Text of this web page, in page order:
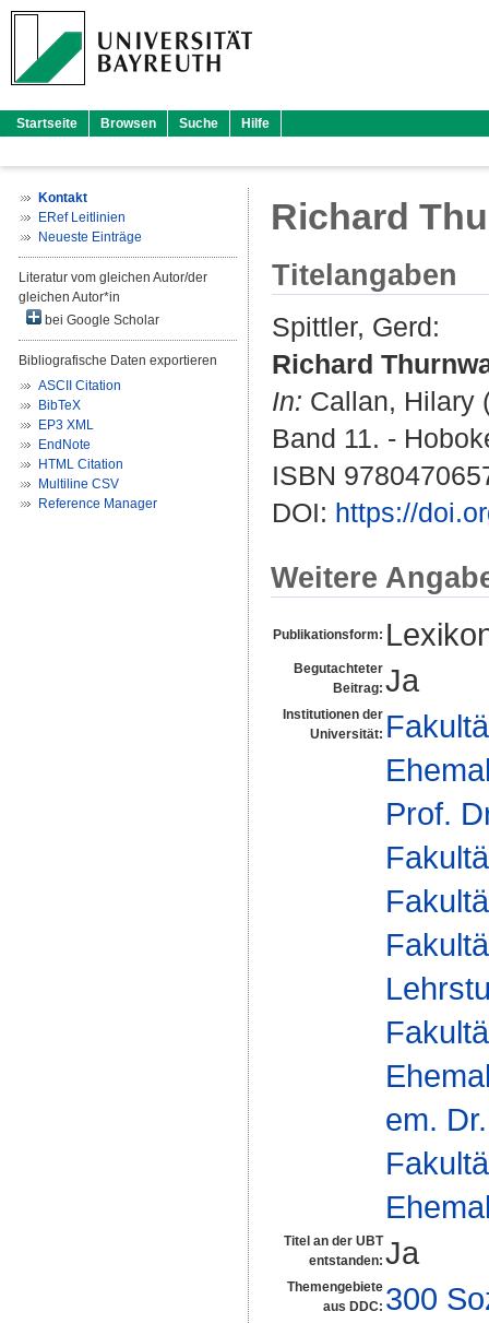
Startseite Browsen Suche Hilfe
Kontakt
ERef Leitlinien
Neueste Einträge
Literatur vom gleichen Autor/der
gleichen Autor*in
bei Google Scholar
Bibliografische Daten exportieren
ASCII Citation
BibTeX
EP3 XML
EndNote
HTML Citation
Multiline CSV
Reference Manager
Richard
Titelangaben
Spittler, Gerd:
Richard
In: Callan, Hilary
Band 11. -
ISBN
DOI: https://
Weitere
Publikationsform:
Begutachteter
Beitrag: Ja
Institutionen der
Universität:
Prof.
em.
Titel an der UBT
entstanden: Ja
Themengebiete
aus DDC: 300